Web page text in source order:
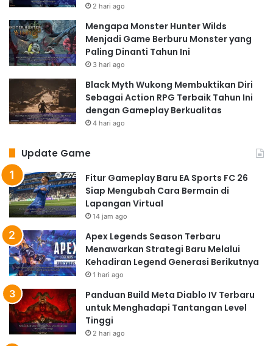
2 hari ago
Mengapa Monster Hunter Wilds
Menjadi Game Berburu Monster yang
Paling Dinanti Tahun Ini
3 hari ago
Black Myth Wukong Membuktikan Diri
Sebagai Action RPG Terbaik Tahun Ini
dengan Gameplay Berkualitas
4 hari ago
Update Game
Fitur Gameplay Baru EA Sports FC 26
Siap Mengubah Cara Bermain di
Lapangan Virtual
14 jam ago
Apex Legends Season Terbaru
Menawarkan Strategi Baru Melalui
Kehadiran Legend Generasi Berikutnya
1 hari ago
Panduan Build Meta Diablo IV Terbaru
untuk Menghadapi Tantangan Level
Tinggi
2 hari ago